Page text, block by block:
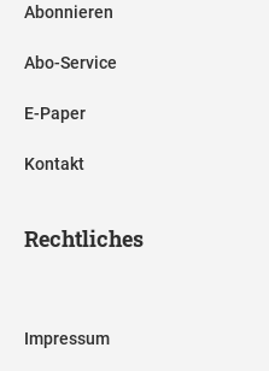
Abonnieren
Abo-Service
E-Paper
Kontakt
Rechtliches
Impressum